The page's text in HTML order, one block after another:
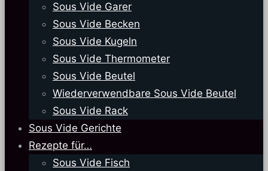
Sous Vide Garer
Sous Vide Becken
Sous Vide Kugeln
Sous Vide Thermometer
Sous Vide Beutel
Wiederverwendbare Sous Vide Beutel
Sous Vide Rack
Sous Vide Gerichte
Rezepte für…
Sous Vide Fisch